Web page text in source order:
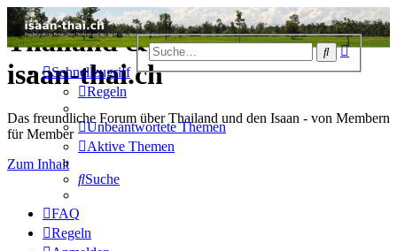
Suche
Thailand & Isaan Forum -
isaan-thai.ch
Das freundliche Forum über Thailand und den Isaan - von Membern
für Member
Zum Inhalt
Schnellzugriff
Regeln
Unbeantwortete Themen
Aktive Themen
Suche
FAQ
Regeln